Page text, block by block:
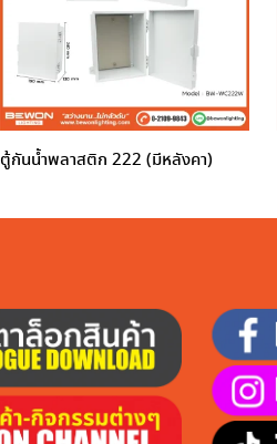
ตู้กันน้ำพลาสติก 222 (มีหลังคา)